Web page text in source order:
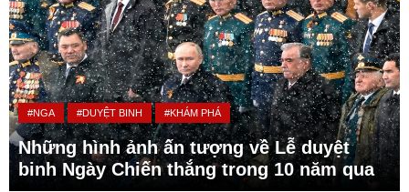
#NGA #DUYỆT BINH #KHÁM PHÁ
Những hình ảnh ấn tượng về Lễ duyệt
binh Ngày Chiến thắng trong 10 năm qua